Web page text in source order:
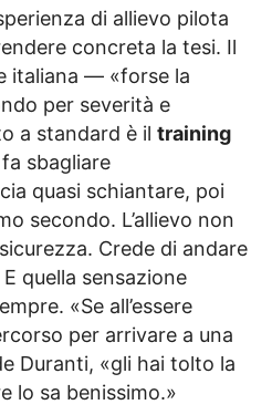
di allievo pilota
concreta la tesi. Il
italiana — «forse la
per severità e
a standard è il training
sbagliare
quasi schiantare, poi
secondo. L’allievo non
Crede di andare
quella sensazione
«Se all’essere
per arrivare a una
Duranti, «gli hai tolto la
lo sa benissimo.»